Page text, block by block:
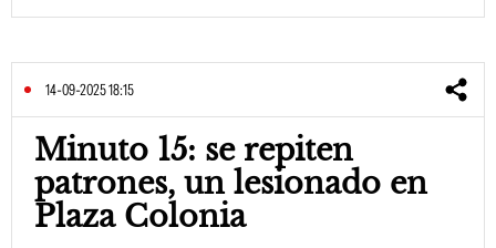
14-09-2025 18:15
Minuto 15: se repiten
patrones, un lesionado en
Plaza Colonia